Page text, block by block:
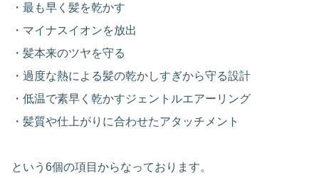
・最も早く髪を乾かす
・マイナスイオンを放出
・髪本来のツヤを守る
・過度な熱による髪の乾かしすぎから守る設計
・低温で素早く乾かすジェントルエアーリング
・髪質や仕上がりに合わせたアタッチメント
という6個の項目からなっております。